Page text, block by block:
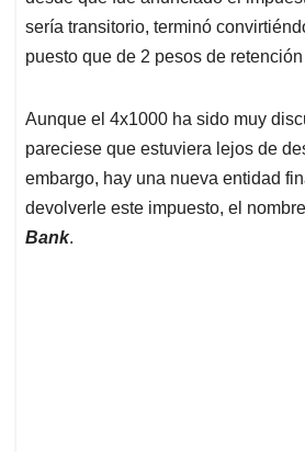
sería transitorio, terminó
puesto que de 2 pesos de
Aunque el 4x1000 ha sido muy
pareciese que estuviera lejos de
embargo, hay una nueva entidad
devolverle este impuesto, el
Bank.